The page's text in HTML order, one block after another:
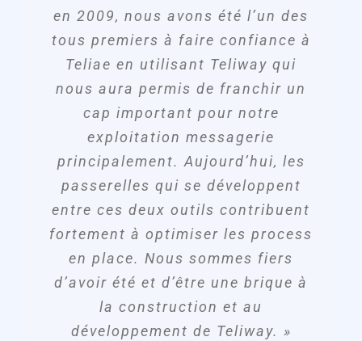
en 2009, nous avons été l’un des
tous premiers à faire confiance à
Teliae en utilisant Teliway qui
nous aura permis de franchir un
cap important pour notre
exploitation messagerie
principalement. Aujourd’hui, les
passerelles qui se développent
entre ces deux outils contribuent
fortement à optimiser les process
en place. Nous sommes fiers
d’avoir été et d’être une brique à
la construction et au
développement de Teliway. »
visant à nous faire évoluer
mutuellement et à fédérer les
entreprises de transports autour
d’efforts communs. La solution
qu’ils développent sans cesse est
innovante, flexible et adaptable à
chaque structure quelle que soit
sa taille. Elle est également facile
à prendre en mains par les
utilisateurs même lorsqu’ils ne
connaissent pas particulièrement
le transport.
Ce changement de TMS a été très
bénéfique dans nos entreprises :